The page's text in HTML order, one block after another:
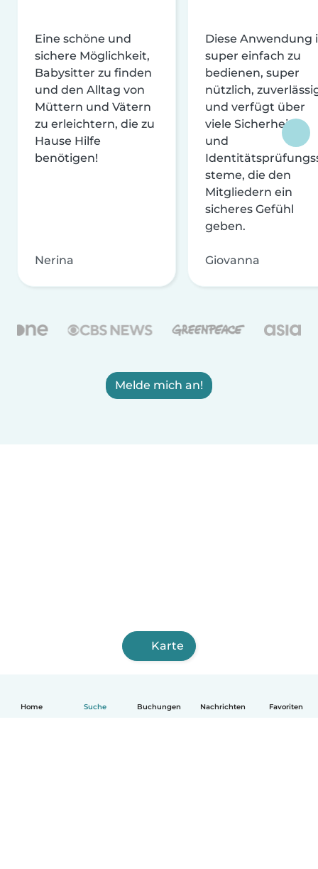
Home Suche Buchungen Nachrichten Favoriten
Eine schöne und
sichere Möglichkeit,
Babysitter zu finden
und den Alltag von
Müttern und Vätern
zu erleichtern, die zu
Hause Hilfe
benötigen!
Nerina
Diese Anwendung
super einfach zu
bedienen, super
nützlich,
und verfügt über
viele Sicherheits-
und
steme, die den
Mitgliedern ein
sicheres Gefühl
geben.
Giovanna
Melde mich an!
Karte